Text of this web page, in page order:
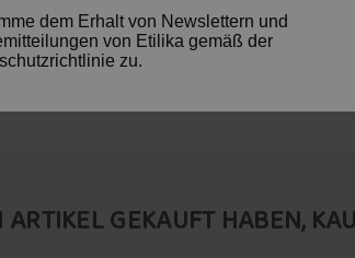
Kellerprofil
GEKAUFT HABEN,
dem Erhalt von Newslettern und
von Etilika gemäß der
zu.